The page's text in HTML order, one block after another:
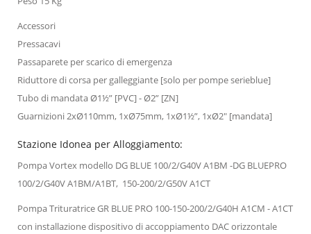
Accessori
Pressacavi
Passaparete per scarico di emergenza
Riduttore di corsa per galleggiante [solo per pompe serieblue]
Tubo di mandata Ø1½” [PVC] - Ø2” [ZN]
Guarnizioni 2xØ110mm, 1xØ75mm, 1xØ1½”, 1xØ2" [mandata]
Stazione Idonea per Alloggiamento:
Pompa Vortex modello DG BLUE 100/2/G40V A1BM -DG BLUEPRO
100/2/G40V A1BM/A1BT, 150-200/2/G50V A1CT
Pompa Trituratrice GR BLUE PRO 100-150-200/2/G40H A1CM - A1CT
con installazione dispositivo di accoppiamento DAC orizzontale